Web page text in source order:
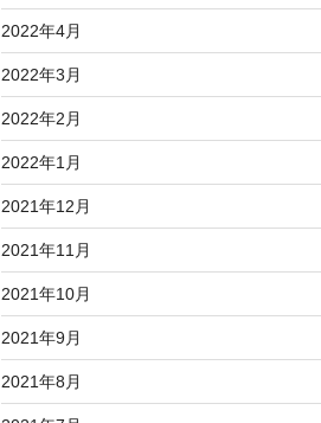
2022年4月
2022年3月
2022年2月
2022年1月
2021年12月
2021年11月
2021年10月
2021年9月
2021年8月